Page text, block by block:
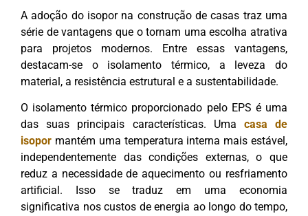
A adoção do isopor na construção de casas traz uma
série de vantagens que o tornam uma escolha atrativa
para projetos modernos. Entre essas vantagens,
destacam-se o isolamento térmico, a leveza do
material, a resistência estrutural e a sustentabilidade.
O isolamento térmico proporcionado pelo EPS é uma
das suas principais características. Uma casa de
isopor mantém uma temperatura interna mais estável,
independentemente das condições externas, o que
reduz a necessidade de aquecimento ou resfriamento
artificial. Isso se traduz em uma economia
significativa nos custos de energia ao longo do tempo,